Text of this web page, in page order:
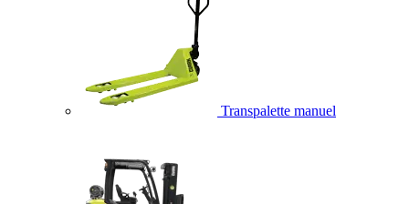
Transpalette manuel